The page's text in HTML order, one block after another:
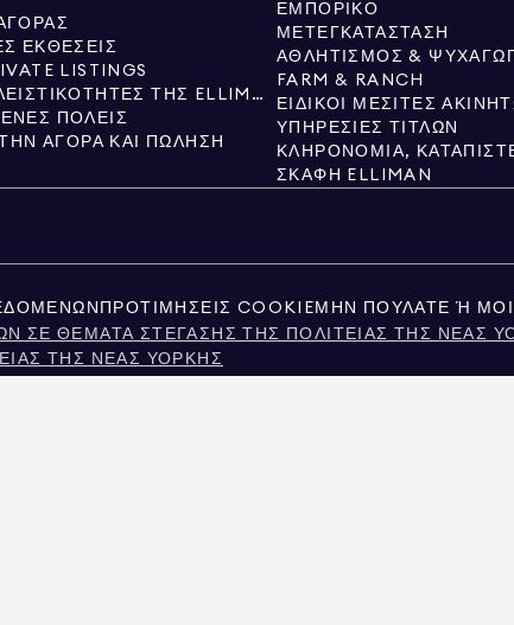
ΕΚΘΈΣΕΙΣ
LISTINGS
ΝΈΕΣ ΑΠΟΚΛΕΙΣΤΙΚΌΤΗΤΕΣ ΤΗΣ ELLIMAN
ΠΌΛΕΙΣ
ΑΓΟΡΆ ΚΑΙ ΠΏΛΗΣΗ
ΕΜΠΟΡΙΚΌ
ΜΕΤΕΓΚΑΤΆΣΤΑΣΗ
ΑΘΛΗΤΙΣΜΌΣ &
FARM & RANCH
ΕΙΔΙΚΟΊ ΜΕΣΊΤΕΣ
ΥΠΗΡΕΣΊΕΣ ΤΊΤΛΩΝ
ΣΚΆΦΗ ELLIMAN
ΠΡΟΤΙΜΉΣΕΙΣ COOKIE ΜΗΝ ΠΟΥΛΆΤΕ Ή
ΣΕ ΘΈΜΑΤΑ ΣΤΈΓΑΣΗΣ ΤΗΣ ΠΟΛΙΤΕΊΑΣ ΤΗΣ ΝΈΑΣ
ΤΗΣ ΝΈΑΣ ΥΌΡΚΗΣ